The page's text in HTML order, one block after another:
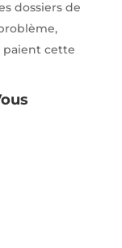
dossiers de
paient cette